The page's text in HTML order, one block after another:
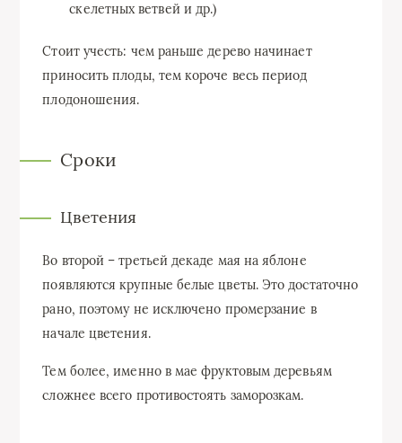
скелетных ветвей и др.)
Стоит учесть: чем раньше дерево начинает
приносить плоды, тем короче весь период
плодоношения.
Сроки
Цветения
Во второй – третьей декаде мая на яблоне
появляются крупные белые цветы. Это достаточно
рано, поэтому не исключено промерзание в
начале цветения.
Тем более, именно в мае фруктовым деревьям
сложнее всего противостоять заморозкам.